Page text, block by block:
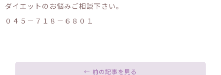
ダイエットのお悩みご相談下さい。
０４５－７１８－６８０１